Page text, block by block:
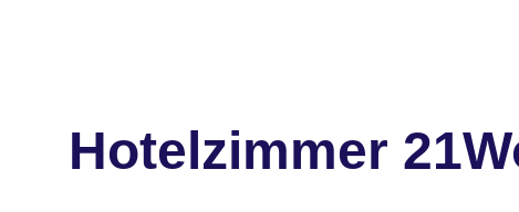
Hotelzimmer